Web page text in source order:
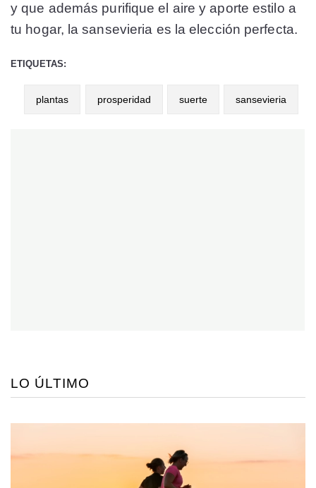
y que además purifique el aire y aporte estilo a
tu hogar, la sansevieria es la elección perfecta.
ETIQUETAS:
plantas prosperidad suerte sansevieria
LO ÚLTIMO